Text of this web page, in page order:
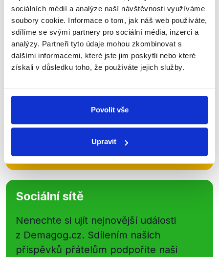
sociálních médií a analýze naší návštěvnosti využíváme
soubory cookie. Informace o tom, jak náš web používáte,
sdílíme se svými partnery pro sociální média, inzerci a
analýzy. Partneři tyto údaje mohou zkombinovat s
dalšími informacemi, které jste jim poskytli nebo které
získali v důsledku toho, že používáte jejich služby.
Povolit vše
Upravit
Zůstaňme v kontaktu
Přihlaste se k odběru našeho
newsletteru nebowhatsappového
kanálu, kde pravidelně přinášíme
shrnutí nejzajímavějších článků a analýz.
Začněte nás odebírat, a mějte tak
WhatsApp
Sociální sítě
Nenechte si ujít nejnovější události
z Demagog.cz. Sdílením našich
příspěvků přátelům podpoříte naši